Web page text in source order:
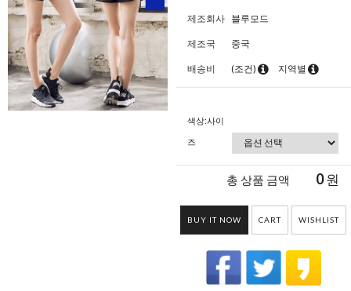
제조회사 블루모드
제조국 중국
배송비 (조건) 지역별
색상:사이
즈
총 상품 금액 0원
BUY IT NOW CART WISHLIST